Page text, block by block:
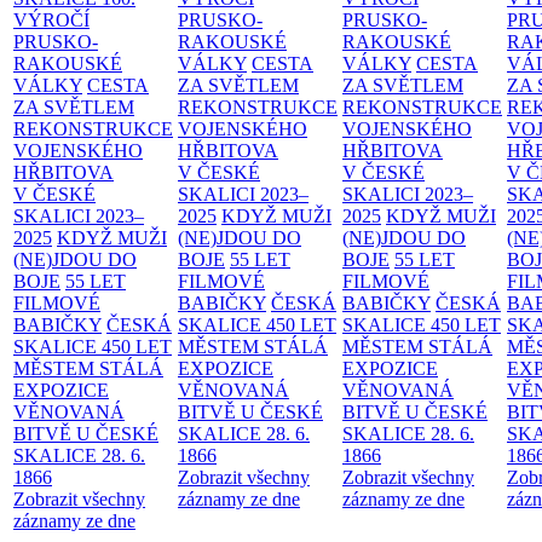
VÝROČÍ
PRUSKO-
RAKOUSKÉ
VÁLKY CESTA
ZA SVĚTLEM
REKONSTRUKCE
VOJENSKÉHO
HŘBITOVA
V ČESKÉ
SKALICI 2023–
2025 KDYŽ MUŽI
(NE)JDOU DO
BOJE 55 LET
FILMOVÉ
BABIČKY ČESKÁ
SKALICE 450 LET
MĚSTEM STÁLÁ
EXPOZICE
VĚNOVANÁ
BITVĚ U ČESKÉ
SKALICE 28. 6.
1866
Zobrazit všechny
záznamy ze dne
PRUSKO-
RAKOUSKÉ
VÁLKY CESTA
ZA SVĚTLEM
REKONSTRUKCE
VOJENSKÉHO
HŘBITOVA
V ČESKÉ
SKALICI 2023–
2025 KDYŽ MUŽI
(NE)JDOU DO
BOJE 55 LET
FILMOVÉ
BABIČKY ČESKÁ
SKALICE 450 LET
MĚSTEM STÁLÁ
EXPOZICE
VĚNOVANÁ
BITVĚ U ČESKÉ
SKALICE 28. 6.
1866
Zobrazit všechny
záznamy ze dne
PRUSKO-
RAKOUSKÉ
VÁLKY CESTA
ZA SVĚTLEM
REKONSTRUKCE
VOJENSKÉHO
HŘBITOVA
V ČESKÉ
SKALICI 2023–
2025 KDYŽ MUŽI
(NE)JDOU DO
BOJE 55 LET
FILMOVÉ
BABIČKY ČESKÁ
SKALICE 450 LET
MĚSTEM STÁLÁ
EXPOZICE
VĚNOVANÁ
BITVĚ U ČESKÉ
SKALICE 28. 6.
1866
Zobrazit všechny
záznamy ze dne
ZA
V